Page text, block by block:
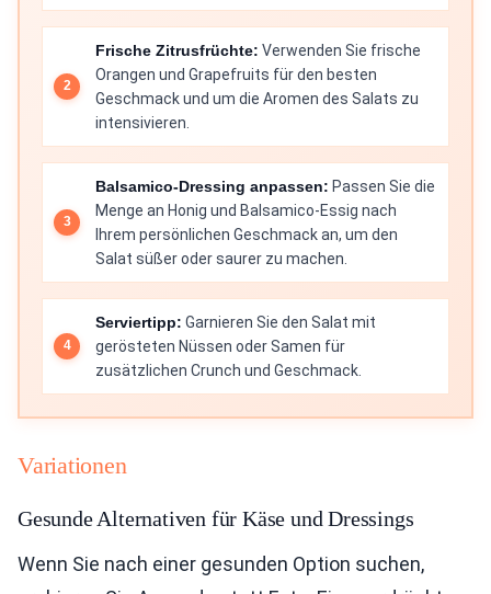
Frische Zitrusfrüchte: Verwenden Sie frische
Orangen und Grapefruits für den besten
Geschmack und um die Aromen des Salats zu
intensivieren.
Balsamico-Dressing anpassen: Passen Sie die
Menge an Honig und Balsamico-Essig nach
Ihrem persönlichen Geschmack an, um den
Salat süßer oder saurer zu machen.
Serviertipp: Garnieren Sie den Salat mit
gerösteten Nüssen oder Samen für
zusätzlichen Crunch und Geschmack.
Variationen
Gesunde Alternativen für Käse und Dressings
Wenn Sie nach einer gesunden Option suchen,